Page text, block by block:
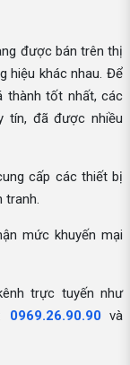
được bán trên thị
hiệu khác nhau. Để
thành tốt nhất, các
tín, đã được nhiều
cấp các thiết bị
tranh.
mức khuyến mại
trực tuyến như
0969.26.90.90 và